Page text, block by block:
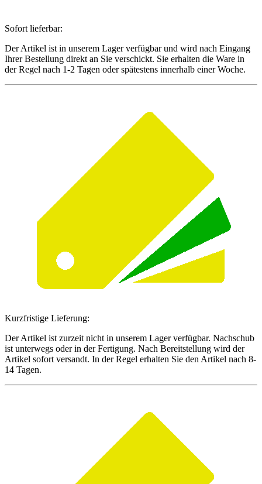
Sofort lieferbar:
Der Artikel ist in unserem Lager verfügbar und wird nach Eingang
Ihrer Bestellung direkt an Sie verschickt. Sie erhalten die Ware in
der Regel nach 1-2 Tagen oder spätestens innerhalb einer Woche.
Kurzfristige Lieferung:
Der Artikel ist zurzeit nicht in unserem Lager verfügbar. Nachschub
ist unterwegs oder in der Fertigung. Nach Bereitstellung wird der
Artikel sofort versandt. In der Regel erhalten Sie den Artikel nach 8-
14 Tagen.